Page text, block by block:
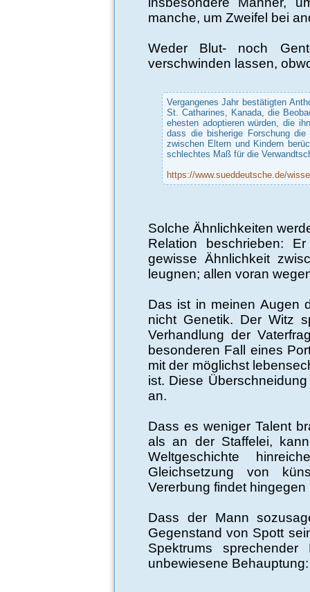
manche, um Zweifel bei
Weder Blut- noch
verschwinden lassen,
Vergangenes Jahr bestätigten
St. Catharines, Kanada, die
ehesten adoptieren würden, die
dass die bisherige Forschung
zwischen Eltern und Kindern
schlechtes Maß für die
https://www.sueddeutsche.de/
Solche Ähnlichkeiten
Relation beschrieben:
gewisse Ähnlichkeit
leugnen; allen voran
Das ist in meinen Augen
nicht Genetik. Der Witz
Verhandlung der
besonderen Fall eines
mit der möglichst
ist. Diese
an.
Dass es weniger Talent
als an der Staffelei,
Weltgeschichte
Gleichsetzung von
Vererbung findet hingegen
Dass der Mann
Gegenstand von Spott
Spektrums
unbewiesene Behauptung: